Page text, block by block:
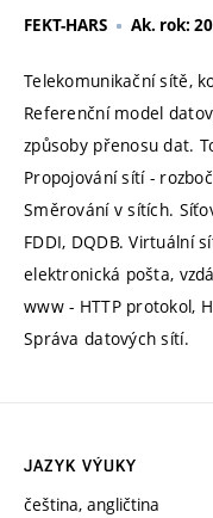
FEKT-HARS Ak. rok:
Telekomunikační sítě,
Referenční model
způsoby přenosu dat.
Propojování sítí -
Směrování v sítích.
FDDI, DQDB. Virtuální
elektronická pošta,
www - HTTP protokol,
Správa datových sítí.
JAZYK VÝUKY
čeština, angličtina